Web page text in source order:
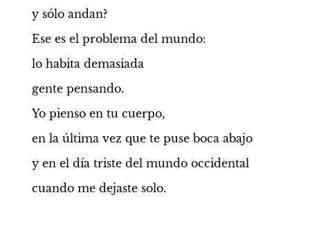
y sólo andan?
Ese es el problema del mundo:
lo habita demasiada
gente pensando.
Yo pienso en tu cuerpo,
en la última vez que te puse boca abajo
y en el día triste del mundo occidental
cuando me dejaste solo.